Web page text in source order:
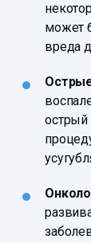
может
вреда
острый